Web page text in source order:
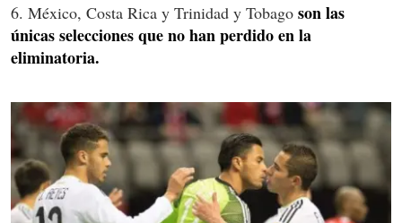
6. México, Costa Rica y Trinidad y Tobago son las
únicas selecciones que no han perdido en la
eliminatoria.